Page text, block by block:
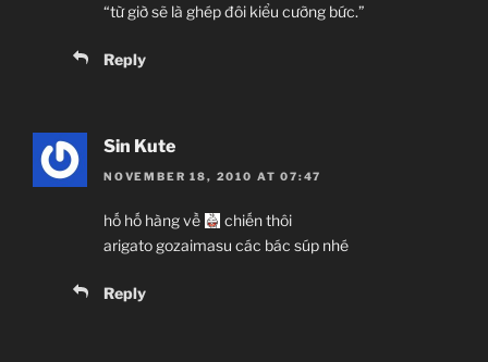
“từ giờ sẽ là ghép đôi kiểu cưỡng bức.”
Reply
Sin Kute
NOVEMBER 18, 2010 AT 07:47
hố hố hàng về
chiến thôi
arigato gozaimasu các bác súp nhé
Reply